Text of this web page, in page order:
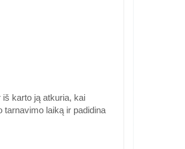
karto ją atkuria, kai
tarnavimo laiką ir padidina